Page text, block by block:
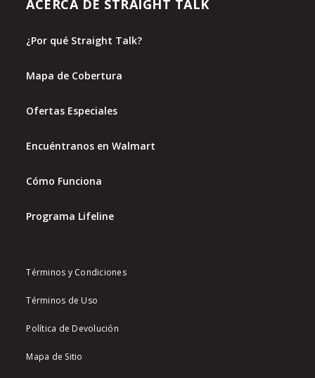
ACERCA DE STRAIGHT TALK
¿Por qué Straight Talk?
Mapa de Cobertura
Ofertas Especiales
Encuéntranos en Walmart
Cómo Funciona
Programa Lifeline
Términos y Condiciones
Términos de Uso
Política de Devolución
Mapa de Sitio